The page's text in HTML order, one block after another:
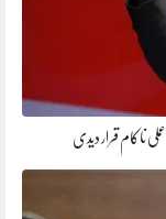
ناکام قرار دیدی